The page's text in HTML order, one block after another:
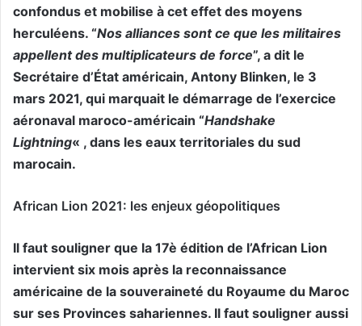
confondus et mobilise à cet effet des moyens
herculéens. “Nos alliances sont ce que les militaires
appellent des multiplicateurs de force”, a dit le
Secrétaire d’État américain, Antony Blinken, le 3
mars 2021, qui marquait le démarrage de l’exercice
aéronaval maroco-américain “Handshake
Lightning« , dans les eaux territoriales du sud
marocain.
African Lion 2021: les enjeux géopolitiques
Il faut souligner que la 17è édition de l’African Lion
intervient six mois après la reconnaissance
américaine de la souveraineté du Royaume du Maroc
sur ses Provinces sahariennes. Il faut souligner aussi